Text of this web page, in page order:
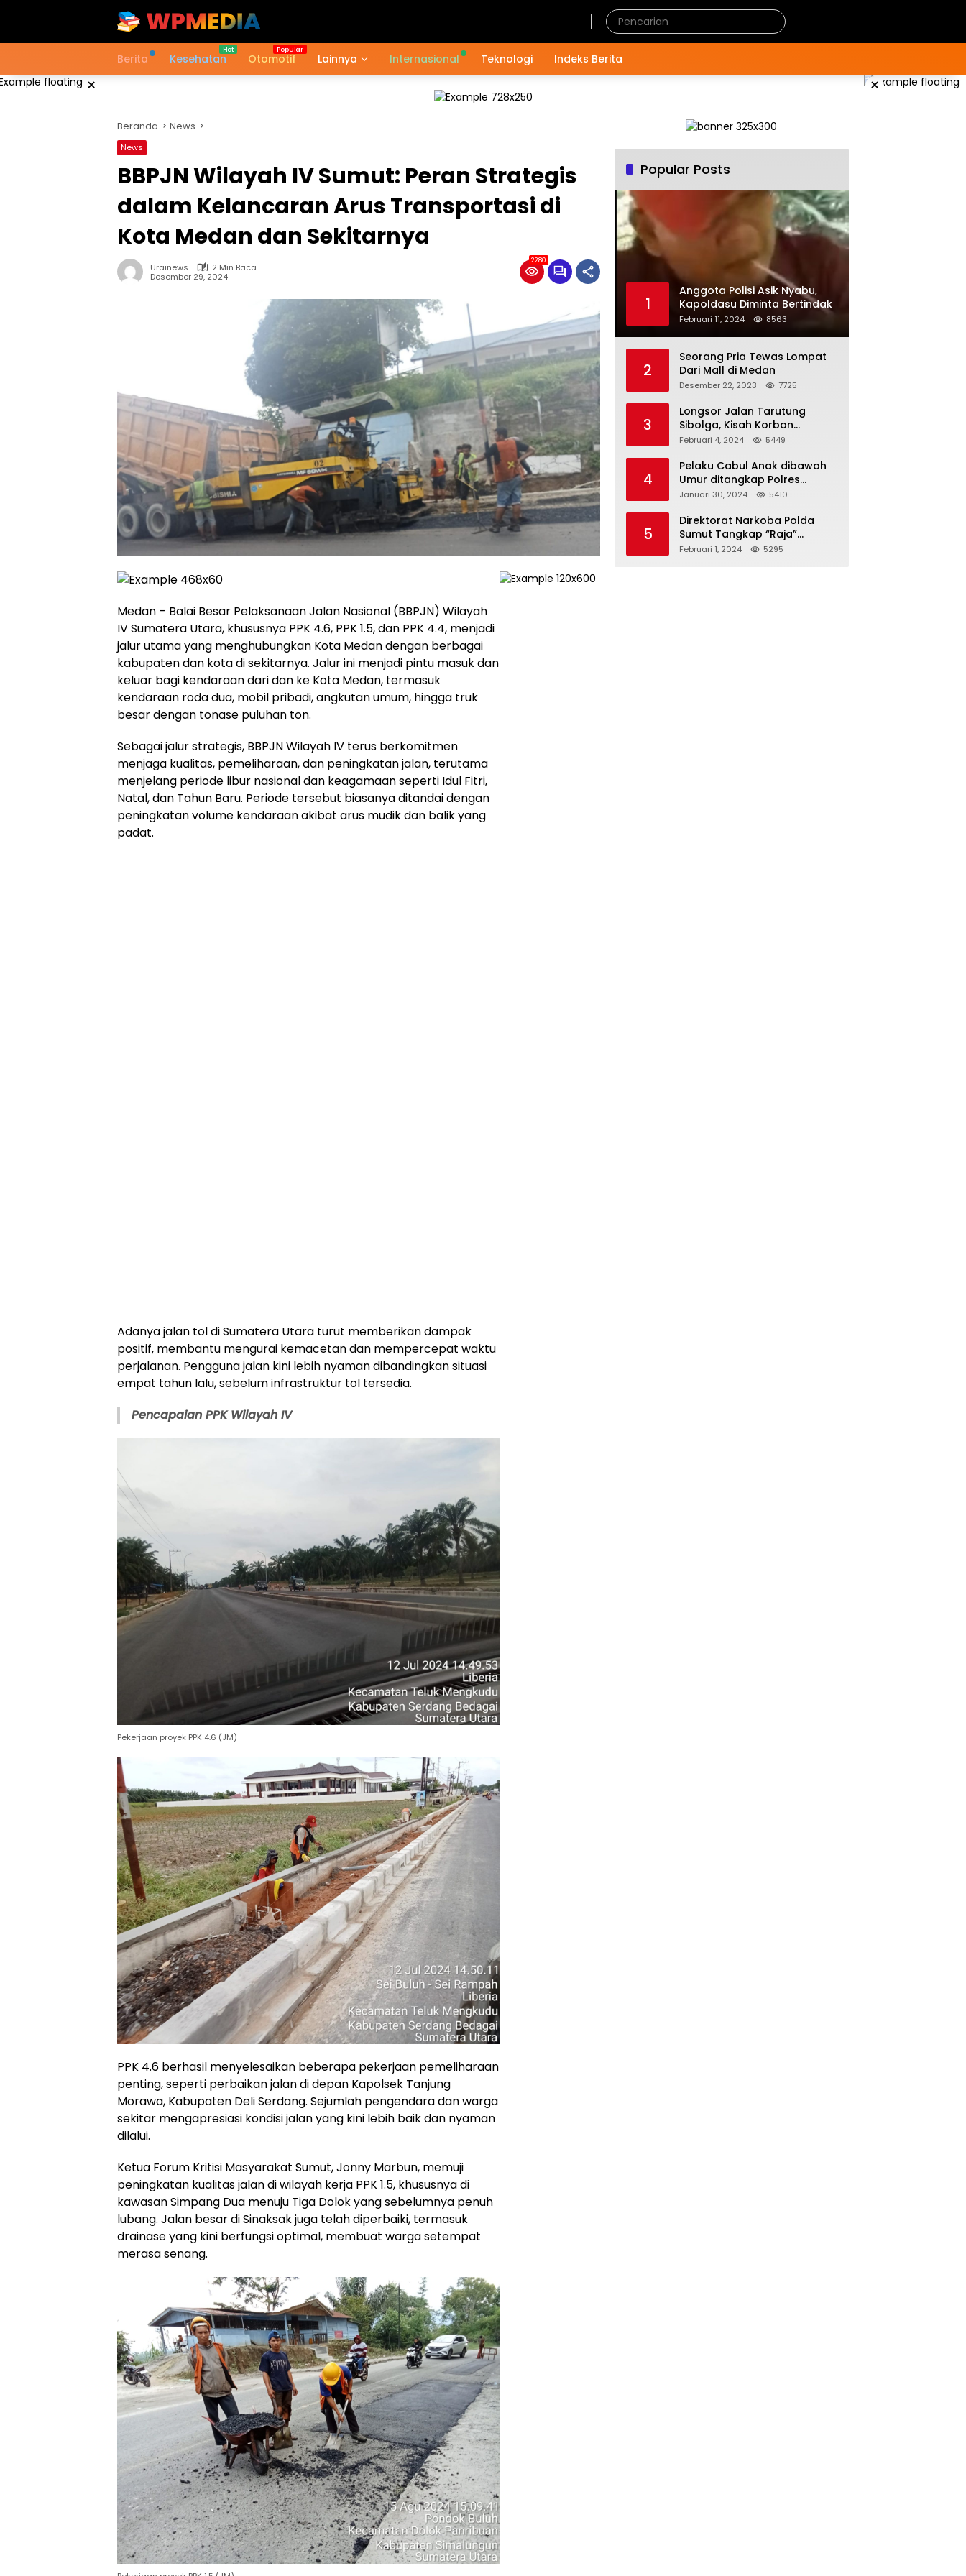
Berita Kesehatan Otomotif Lainnya Internasional Teknologi Indeks Berita
× ×
Beranda News
News
BBPJN Wilayah IV Sumut: Peran Strategis
dalam Kelancaran Arus Transportasi di
Kota Medan dan Sekitarnya
Urainews
2 Min Baca
Desember 29, 2024
2280
Medan – Balai Besar Pelaksanaan Jalan Nasional (BBPJN) Wilayah
IV Sumatera Utara, khususnya PPK 4.6, PPK 1.5, dan PPK 4.4, menjadi
jalur utama yang menghubungkan Kota Medan dengan berbagai
kabupaten dan kota di sekitarnya. Jalur ini menjadi pintu masuk dan
keluar bagi kendaraan dari dan ke Kota Medan, termasuk
kendaraan roda dua, mobil pribadi, angkutan umum, hingga truk
besar dengan tonase puluhan ton.
Sebagai jalur strategis, BBPJN Wilayah IV terus berkomitmen
menjaga kualitas, pemeliharaan, dan peningkatan jalan, terutama
menjelang periode libur nasional dan keagamaan seperti Idul Fitri,
Natal, dan Tahun Baru. Periode tersebut biasanya ditandai dengan
peningkatan volume kendaraan akibat arus mudik dan balik yang
padat.
Adanya jalan tol di Sumatera Utara turut memberikan dampak
positif, membantu mengurai kemacetan dan mempercepat waktu
perjalanan. Pengguna jalan kini lebih nyaman dibandingkan situasi
empat tahun lalu, sebelum infrastruktur tol tersedia.
Pencapaian PPK Wilayah IV
Pekerjaan proyek PPK 4.6 (JM)
PPK 4.6 berhasil menyelesaikan beberapa pekerjaan pemeliharaan
penting, seperti perbaikan jalan di depan Kapolsek Tanjung
Morawa, Kabupaten Deli Serdang. Sejumlah pengendara dan warga
sekitar mengapresiasi kondisi jalan yang kini lebih baik dan nyaman
dilalui.
Ketua Forum Kritisi Masyarakat Sumut, Jonny Marbun, memuji
peningkatan kualitas jalan di wilayah kerja PPK 1.5, khususnya di
kawasan Simpang Dua menuju Tiga Dolok yang sebelumnya penuh
lubang. Jalan besar di Sinaksak juga telah diperbaiki, termasuk
drainase yang kini berfungsi optimal, membuat warga setempat
merasa senang.
Popular Posts
1
Anggota Polisi Asik Nyabu,
Kapoldasu Diminta Bertindak
Februari 11, 2024 8563
2
Seorang Pria Tewas Lompat
Dari Mall di Medan
Desember 22, 2023 7725
3
Longsor Jalan Tarutung
Sibolga, Kisah Korban
Selamat
Februari 4, 2024 5449
4
Pelaku Cabul Anak dibawah
Umur ditangkap Polres
Langkat
Januari 30, 2024 5410
5
Direktorat Narkoba Polda
Sumut Tangkap “Raja”
Narkoba
Februari 1, 2024 5295